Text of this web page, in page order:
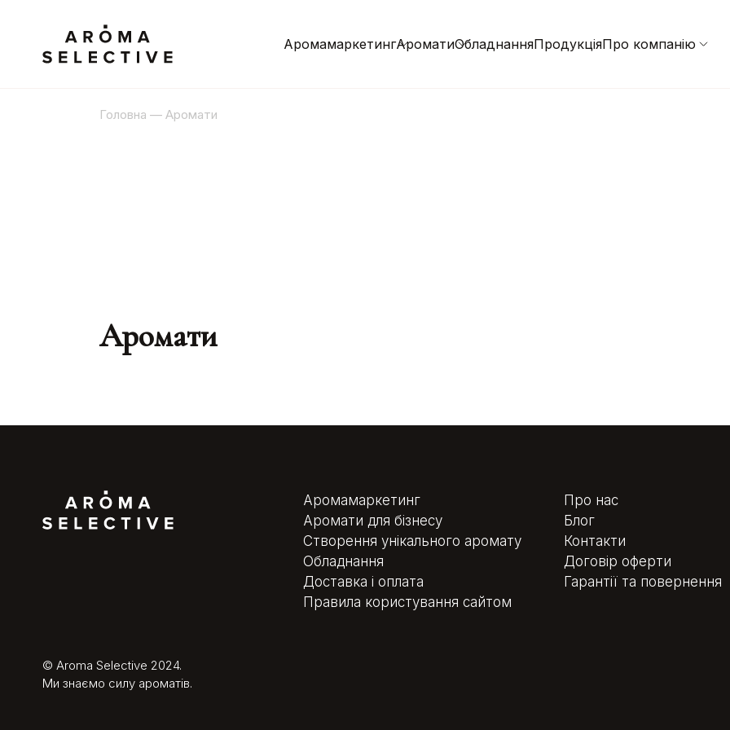
АромамаркетингАроматиОбладнанняПродукціяПро компанію
Головна — Аромати
Аромати
Аромамаркетинг
Аромати для бізнесу
Створення унікального аромату
Обладнання
Доставка і оплата
Правила користування сайтом
Про нас
Блог
Контакти
Договір оферти
Гарантії та повернення
© Aroma Selective 2024.
Ми знаємо силу ароматів.